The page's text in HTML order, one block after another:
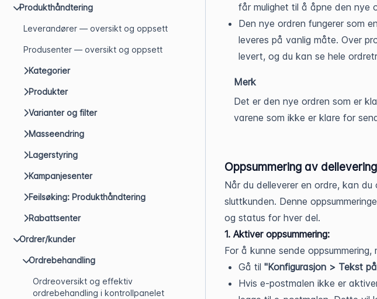
Produkthåndtering
Leverandører — oversikt og oppsett
Produsenter — oversikt og oppsett
Kategorier
Produkter
Varianter og filter
Masseendring
Lagerstyring
Kampanjesenter
Feilsøking: Produkthåndtering
Rabattsenter
Ordrer/kunder
Ordrebehandling
Ordreoversikt og effektiv
ordrebehandling i kontrollpanelet
får mulighet til å åpne den nye
Den nye ordren fungerer som
leveres på vanlig måte. Over
levert, og du kan se hele
Merk
Det er den nye ordren som er
varene som ikke er klare for
Oppsummering av
Når du delleverer en ordre, kan du
sluttkunden. Denne
og status for hver del.
1. Aktiver oppsummering:
For å kunne sende
Gå til "Konfigurasjon > Tekst
Hvis e-postmalen ikke er